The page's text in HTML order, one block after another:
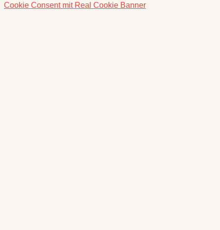
Cookie Consent mit Real Cookie Banner